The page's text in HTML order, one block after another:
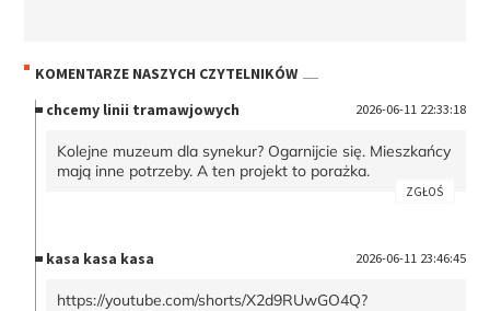
KOMENTARZE NASZYCH CZYTELNIKÓW
chcemy linii tramawjowych
2026-06-11 22:33:18
Kolejne muzeum dla synekur? Ogarnijcie się. Mieszkańcy
mają inne potrzeby. A ten projekt to porażka.
ZGŁOŚ
kasa kasa kasa 2026-06-11 23:46:45
https://youtube.com/shorts/X2d9RUwGO4Q?